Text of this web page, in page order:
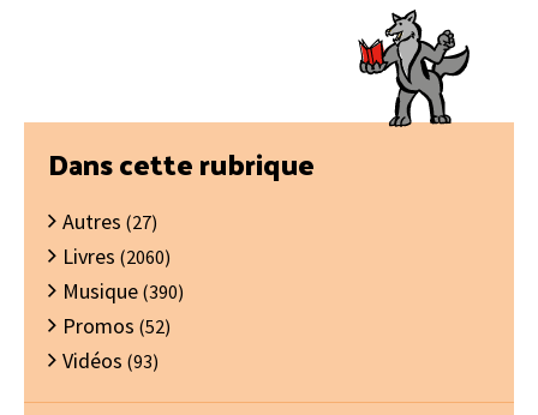
Barre
latérale
principale
Dans cette rubrique
Autres (27)
Livres (2060)
Musique (390)
Promos (52)
Vidéos (93)